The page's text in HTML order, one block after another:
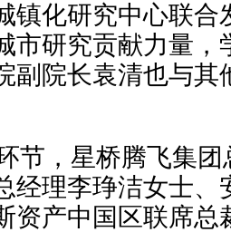
镇化研究中心联合
市研究贡献力量，
副院长袁清也与其
节，星桥腾飞集
经理李琤洁女士、
资产中国区联席总